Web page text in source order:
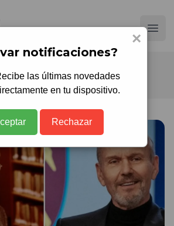
×
notificaciones?
las últimas novedades
en tu dispositivo.
Rechazar